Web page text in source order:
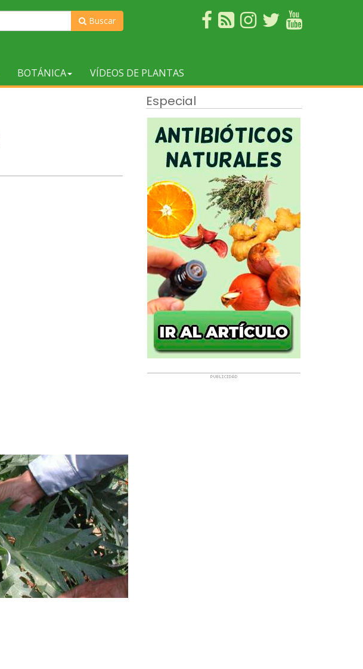
Buscar
BOTÁNICA VÍDEOS DE PLANTAS
Especial